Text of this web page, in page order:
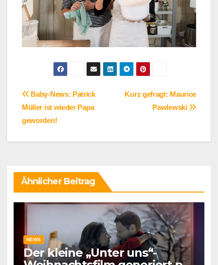
BeitragsnavigationKurz gefragt: Maurice
Pawlewski
Baby-News: Patrick
Müller ist wieder Papa
geworden!
Ähnlicher Beitrag
NEWS
Der kleine „Unter uns“-